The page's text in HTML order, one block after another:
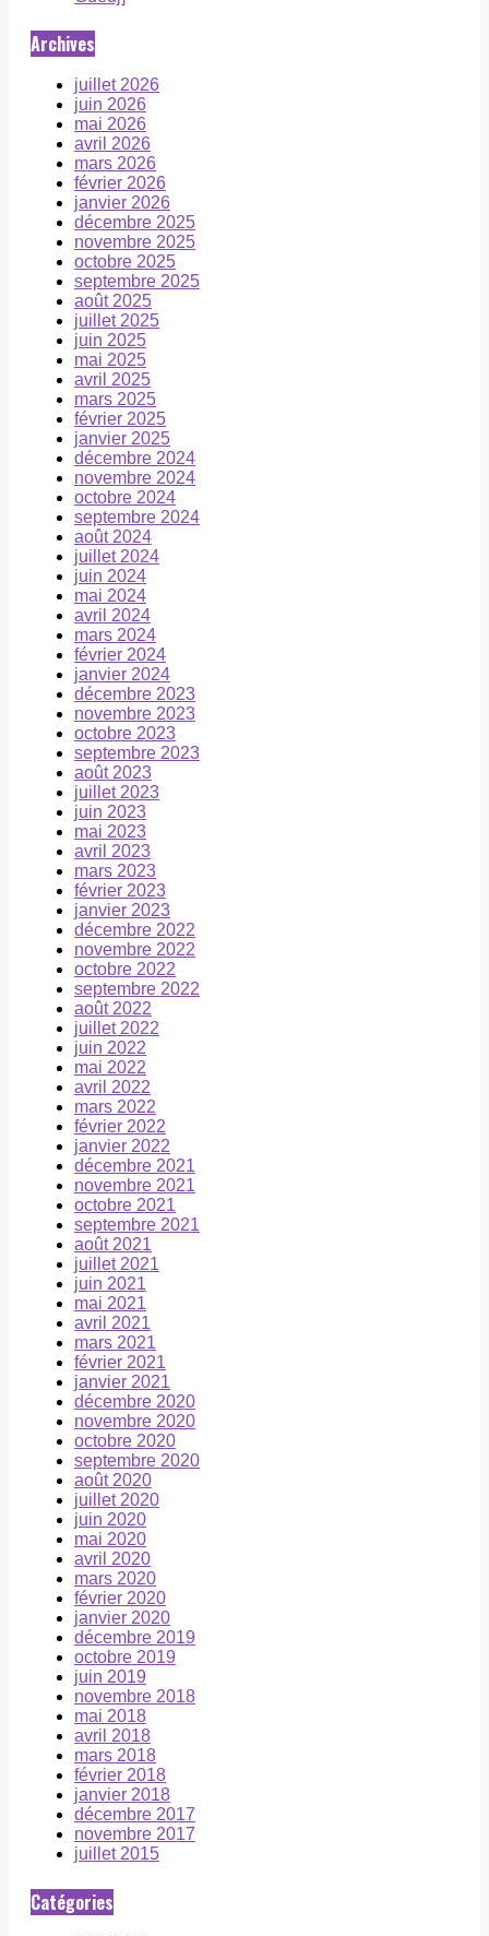
Archives
juillet 2026
juin 2026
mai 2026
avril 2026
mars 2026
février 2026
janvier 2026
décembre 2025
novembre 2025
octobre 2025
septembre 2025
août 2025
juillet 2025
juin 2025
mai 2025
avril 2025
mars 2025
février 2025
janvier 2025
décembre 2024
novembre 2024
octobre 2024
septembre 2024
août 2024
juillet 2024
juin 2024
mai 2024
avril 2024
mars 2024
février 2024
janvier 2024
décembre 2023
novembre 2023
octobre 2023
septembre 2023
août 2023
juillet 2023
juin 2023
mai 2023
avril 2023
mars 2023
février 2023
janvier 2023
décembre 2022
novembre 2022
octobre 2022
septembre 2022
août 2022
juillet 2022
juin 2022
mai 2022
avril 2022
mars 2022
février 2022
janvier 2022
décembre 2021
novembre 2021
octobre 2021
septembre 2021
août 2021
juillet 2021
juin 2021
mai 2021
avril 2021
mars 2021
février 2021
janvier 2021
décembre 2020
novembre 2020
octobre 2020
septembre 2020
août 2020
juillet 2020
juin 2020
mai 2020
avril 2020
mars 2020
février 2020
janvier 2020
décembre 2019
octobre 2019
juin 2019
novembre 2018
mai 2018
avril 2018
mars 2018
février 2018
janvier 2018
décembre 2017
novembre 2017
juillet 2015
Catégories